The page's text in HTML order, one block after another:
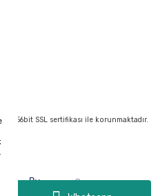
256bit SSL sertifikası ile korunmaktadır.
By Pixeler®